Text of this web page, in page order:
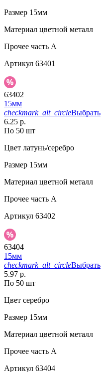
Размер 15мм
Материал цветной металл
Прочее часть A
Артикул 63401
63402
15мм
checkmark_alt_circleВыбрать
6.25 р.
По 50 шт
Цвет латунь/серебро
Размер 15мм
Материал цветной металл
Прочее часть A
Артикул 63402
63404
15мм
checkmark_alt_circleВыбрать
5.97 р.
По 50 шт
Цвет серебро
Размер 15мм
Материал цветной металл
Прочее часть A
Артикул 63404